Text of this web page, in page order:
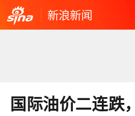
新浪新闻
国际油价二连跌